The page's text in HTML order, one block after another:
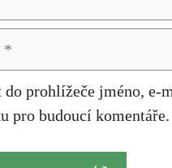
prohlížeče jméno, e-
pro budoucí komentáře.